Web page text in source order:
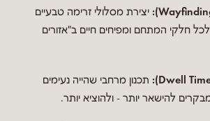
יצירת מסלולי זרימה טבעיים
חלקי המתחם ומפיחים חיים ב"אזורים
תכנון מרחבי שהייה נעימים
להישאר יותר - ולהוציא יותר.